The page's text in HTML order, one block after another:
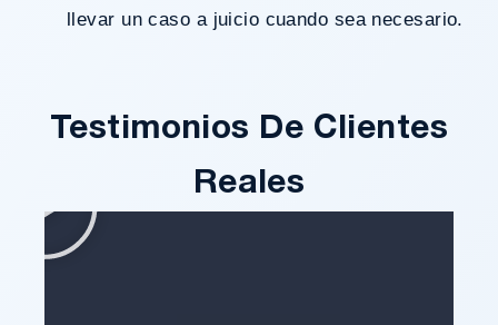
llevar un caso a juicio cuando sea necesario.
Testimonios De Clientes
Reales